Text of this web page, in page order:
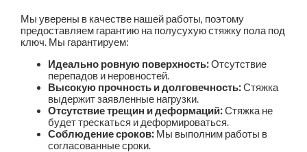
Мы уверены в качестве нашей работы, поэтому
предоставляем гарантию на полусухую стяжку пола под
ключ. Мы гарантируем:
Идеально ровную поверхность:Отсутствие
перепадов и неровностей.
Высокую прочность и долговечность:Стяжка
выдержит заявленные нагрузки.
Отсутствие трещин и деформаций:Стяжка не
будет трескаться и деформироваться.
Соблюдение сроков: Мы выполним работы в
согласованные сроки.